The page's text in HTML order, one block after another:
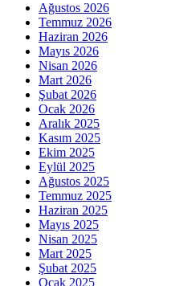
Ağustos 2026
Temmuz 2026
Haziran 2026
Mayıs 2026
Nisan 2026
Mart 2026
Şubat 2026
Ocak 2026
Aralık 2025
Kasım 2025
Ekim 2025
Eylül 2025
Ağustos 2025
Temmuz 2025
Haziran 2025
Mayıs 2025
Nisan 2025
Mart 2025
Şubat 2025
Ocak 2025